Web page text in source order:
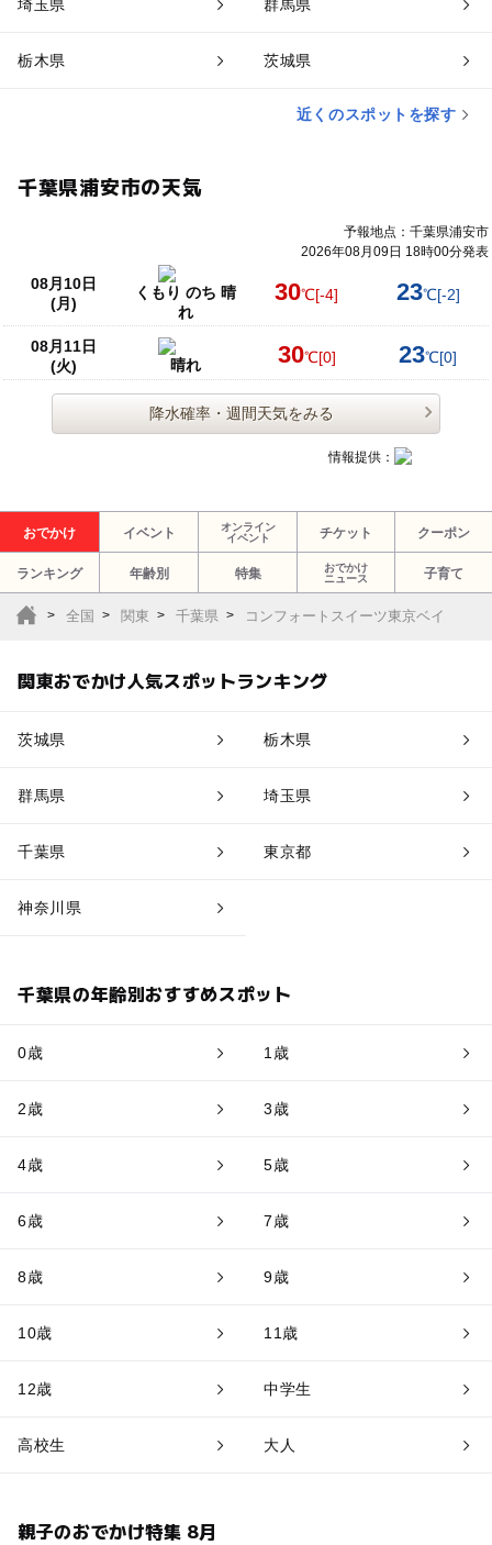
埼玉県 群馬県
栃木県 茨城県
近くのスポットを探す
千葉県浦安市の天気
予報地点：千葉県浦安市
2026年08月09日 18時00分発表
08月10日
(月)
くもり のち 晴
れ
30℃[-4] 23℃[-2]
08月11日
(火)
晴れ 30℃[0] 23℃[0]
降水確率・週間天気をみる
情報提供：
おでかけ イベント
オンライン
イベント
チケット クーポン
ランキング 年齢別 特集
おでかけ
ニュース
子育て
全国 関東 千葉県 コンフォートスイーツ東京ベイ
関東おでかけ人気スポットランキング
茨城県 栃木県
群馬県 埼玉県
千葉県 東京都
神奈川県
千葉県の年齢別おすすめスポット
0歳 1歳
2歳 3歳
4歳 5歳
6歳 7歳
8歳 9歳
10歳 11歳
12歳 中学生
高校生 大人
親子のおでかけ特集 8月